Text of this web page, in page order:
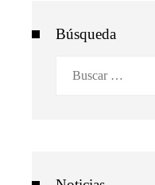
Búsqueda